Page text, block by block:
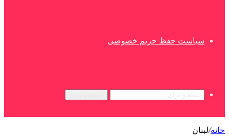
سیاست حفظ حریم خصوصی
خانه/لبنان